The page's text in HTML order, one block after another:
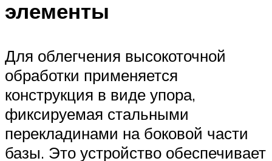
элементы
Для облегчения высокоточной
обработки применяется
конструкция в виде упора,
фиксируемая стальными
перекладинами на боковой части
базы. Это устройство обеспечивает